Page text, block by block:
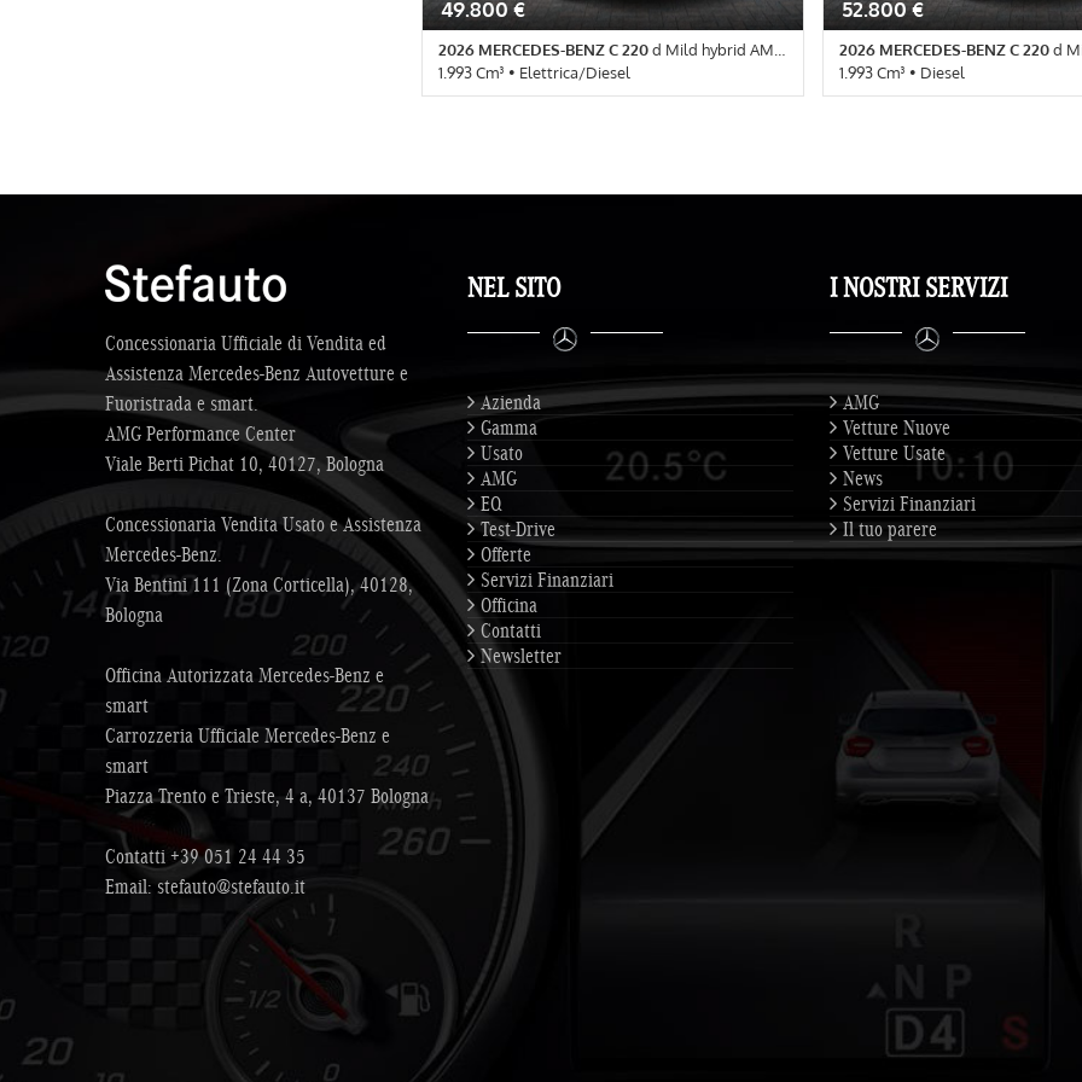
49.800 €
2026 MERCEDES-BENZ C 220d Mild hybrid AMG Line Advanced
1.993 Cm³ • Elettrica/Diesel
Immobilizzatore elettronico • Regolazione
elettrica sedili • Servosterzo • Navigatore
Telecamera per parcheggio assistito
52.800 €
2026 MERCEDES-BENZ C 220d Mild
1.993 Cm³ • Diesel
• Navigatore satellitare •
elettrici • Telecamera per
Concessionaria Ufficiale di Vendita ed
Assistenza Mercedes-Benz Autovetture e
Fuoristrada e smart.
AMG Performance Center
Viale Berti Pichat 10, 40127, Bologna
Concessionaria Vendita Usato e Assistenza
Mercedes-Benz.
Via Bentini 111 (Zona Corticella), 40128,
Bologna
Officina Autorizzata Mercedes-Benz e
smart
Carrozzeria Ufficiale Mercedes-Benz e
smart
Piazza Trento e Trieste, 4 a, 40137 Bologna
Contatti+39 051 24 44 35
Email:stefauto@stefauto.it
NEL SITO
Azienda
Gamma
Usato
AMG
EQ
Test-Drive
Offerte
Servizi Finanziari
Officina
Contatti
Newsletter
I NOSTRI SERVIZI
AMG
Vetture Nuove
Vetture Usate
News
Servizi Finanziari
Il tuo parere